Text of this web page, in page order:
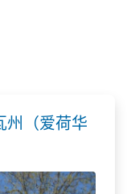
州（爱荷华